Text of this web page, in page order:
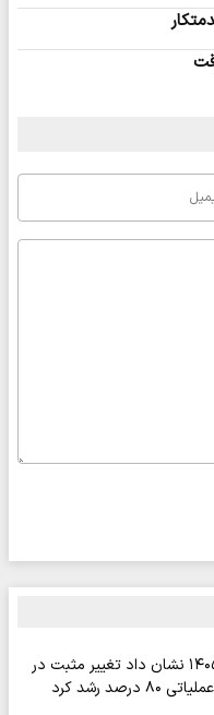
بررسی صورت‌های مالی ۳ ماهه نخست ۱۴۰۵ نشان داد تغییر مثبت در
رشد کرد